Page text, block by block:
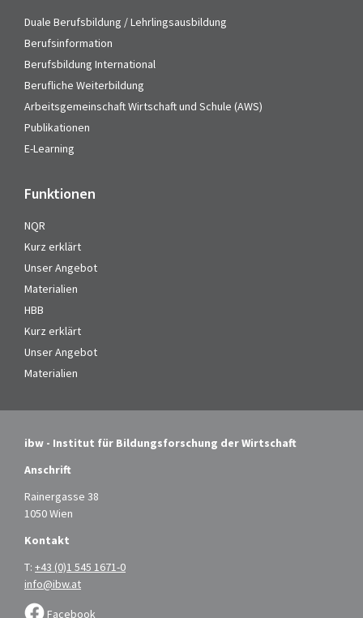
Duale Berufsbildung / Lehrlingsausbildung
Berufsinformation
Berufsbildung International
Berufliche Weiterbildung
Arbeitsgemeinschaft Wirtschaft und Schule (AWS)
Publikationen
E-Learning
Funktionen
NQR
Kurz erklärt
Unser Angebot
Materialien
HBB
Kurz erklärt
Unser Angebot
Materialien
ibw - Institut für Bildungsforschung der Wirtschaft
Anschrift
Rainergasse 38
1050 Wien
Kontakt
T: +43 (0)1 545 1671-0
info@ibw.at
Facebook